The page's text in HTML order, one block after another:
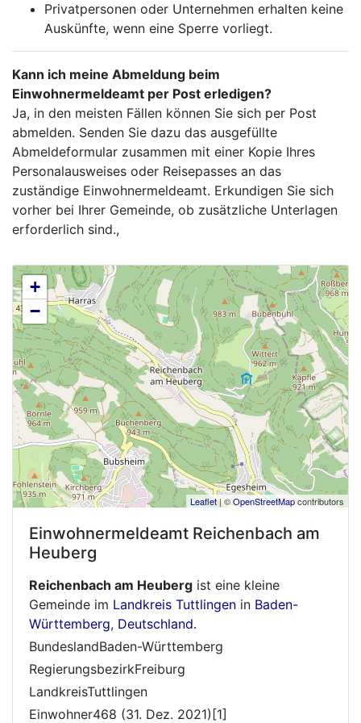
Privatpersonen oder Unternehmen erhalten keine
Auskünfte, wenn eine Sperre vorliegt.
Kann ich meine Abmeldung beim
Einwohnermeldeamt per Post erledigen?
Ja, in den meisten Fällen können Sie sich per Post
abmelden. Senden Sie dazu das ausgefüllte
Abmeldeformular zusammen mit einer Kopie Ihres
Personalausweises oder Reisepasses an das
zuständige Einwohnermeldeamt. Erkundigen Sie sich
vorher bei Ihrer Gemeinde, ob zusätzliche Unterlagen
erforderlich sind.,
+
−
Leaflet| ©OpenStreetMapcontributors
Einwohnermeldeamt Reichenbach am
Heuberg
Reichenbach am Heuberg ist eine kleine
Gemeinde im Landkreis Tuttlingen in Baden-
Württemberg, Deutschland.
BundeslandBaden-Württemberg
RegierungsbezirkFreiburg
LandkreisTuttlingen
Einwohner468 (31. Dez. 2021)[1]